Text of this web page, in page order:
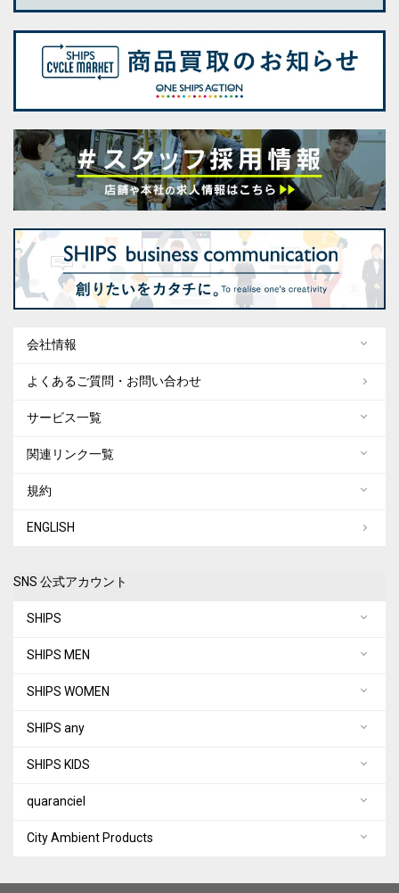
会社情報
よくあるご質問・お問い合わせ
サービス一覧
関連リンク一覧
規約
ENGLISH
SNS 公式アカウント
SHIPS
SHIPS MEN
SHIPS WOMEN
SHIPS any
SHIPS KIDS
quaranciel
City Ambient Products